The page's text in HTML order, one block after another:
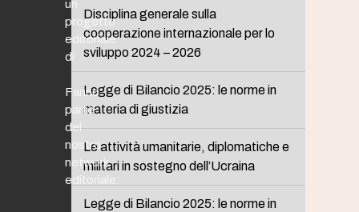
Disciplina generale sulla
cooperazione internazionale per lo
sviluppo 2024 – 2026
Legge di Bilancio 2025: le norme in
materia di giustizia
Le attività umanitarie, diplomatiche e
militari in sostegno dell’Ucraina
Legge di Bilancio 2025: le norme in
un
progetto
editoriale
di
Fanno
parte
del
nostro
network
editoriale: